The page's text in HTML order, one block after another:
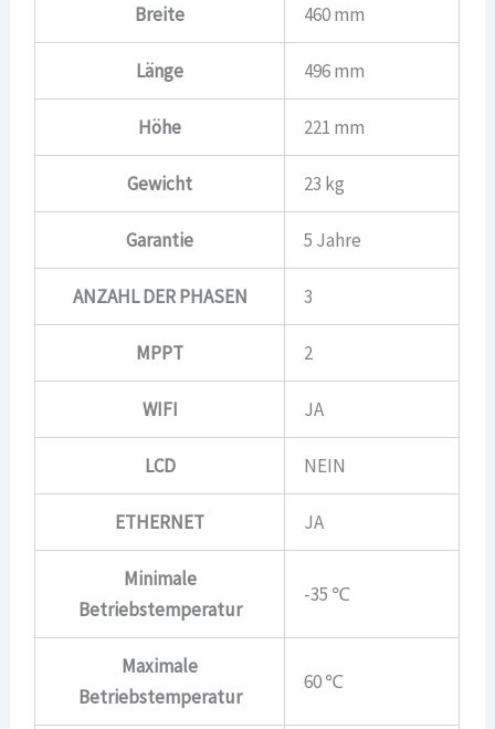
Breite 460 mm
Länge 496 mm
Höhe 221 mm
Gewicht 23 kg
Garantie 5 Jahre
ANZAHL DER PHASEN 3
MPPT 2
WIFI JA
LCD NEIN
ETHERNET JA
Minimale
Betriebstemperatur
-35 ℃
Maximale
Betriebstemperatur
60 ℃